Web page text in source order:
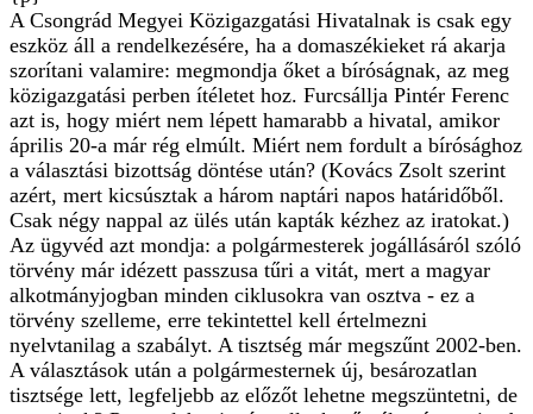
A Csongrád Megyei Közigazgatási Hivatalnak is csak egy
eszköz áll a rendelkezésére, ha a domaszékieket rá akarja
szorítani valamire: megmondja őket a bíróságnak, az meg
közigazgatási perben ítéletet hoz. Furcsállja Pintér Ferenc
azt is, hogy miért nem lépett hamarabb a hivatal, amikor
április 20-a már rég elmúlt. Miért nem fordult a bírósághoz
a választási bizottság döntése után? (Kovács Zsolt szerint
azért, mert kicsúsztak a három naptári napos határidőből.
Csak négy nappal az ülés után kapták kézhez az iratokat.)
Az ügyvéd azt mondja: a polgármesterek jogállásáról szóló
törvény már idézett passzusa tűri a vitát, mert a magyar
alkotmányjogban minden ciklusokra van osztva - ez a
törvény szelleme, erre tekintettel kell értelmezni
nyelvtanilag a szabályt. A tisztség már megszűnt 2002-ben.
A választások után a polgármesternek új, besározatlan
tisztsége lett, legfeljebb az előzőt lehetne megszüntetni, de